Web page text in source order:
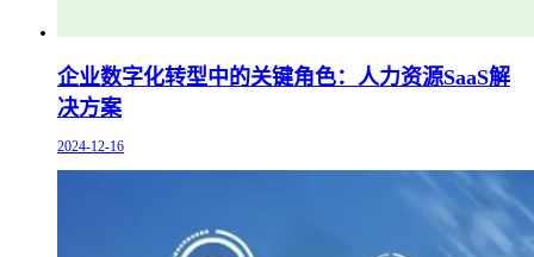
企业数字化转型中的关键角色：人力资源SaaS解
决方案
2024-12-16